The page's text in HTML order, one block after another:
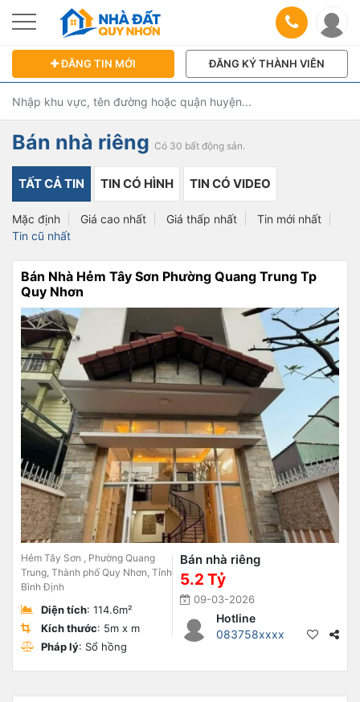
ĐĂNG TIN MỚI ĐĂNG KÝ THÀNH VIÊN
Bán nhà riêng Có 30 bất động sản.
TẤT CẢ TIN TIN CÓ HÌNH TIN CÓ VIDEO
Mặc định Giá cao nhất Giá thấp nhất
Tin mới nhất
Tin cũ nhất
Bán Nhà Hẻm Tây Sơn Phường Quang Trung Tp
Quy Nhơn
Hẻm Tây Sơn , Phường Quang
Trung, Thành phố Quy Nhơn, Tỉnh
Bình Định
Diện tích: 114.6m²
Kích thước: 5m x m
Pháp lý: Sổ hồng
Bán nhà riêng
5.2 Tỷ
09-03-2026
Hotline
083758xxxx